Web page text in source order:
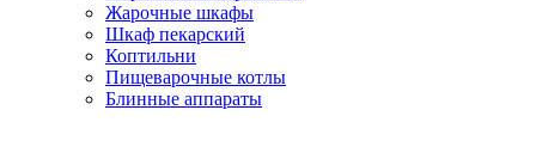
Жарочные шкафы
Шкаф пекарский
Коптильни
Пищеварочные котлы
Блинные аппараты